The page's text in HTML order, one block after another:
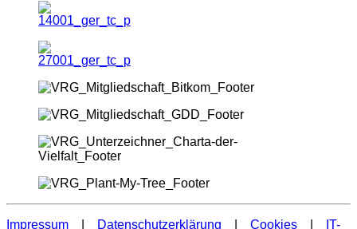
Impressum Datenschutzerklärung Cookies IT-